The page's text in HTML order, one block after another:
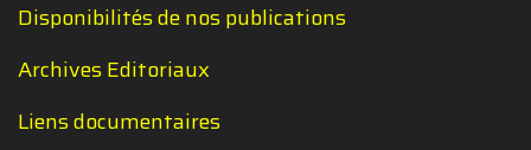
Disponibilités de nos publications
Archives Editoriaux
Liens documentaires